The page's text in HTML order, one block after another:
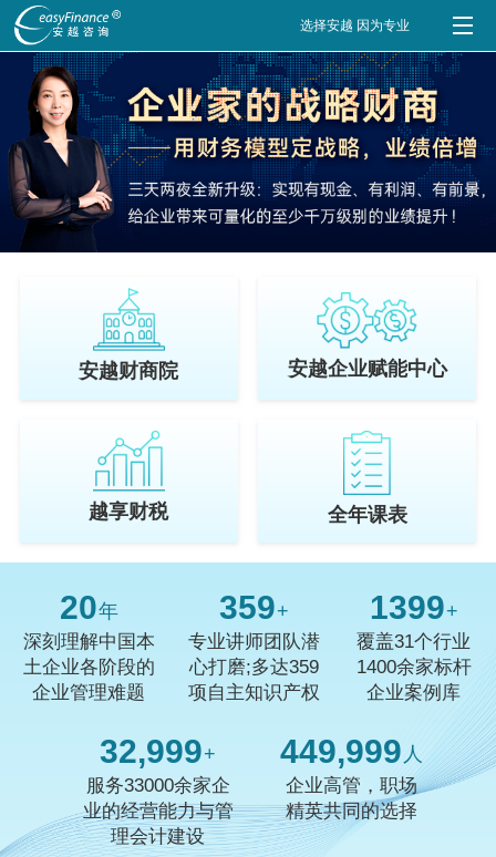
选择安越 因为专业
安越财商院 安越企业赋能中心
越享财税 全年课表
20年
深刻理解中国本
土企业各阶段的
企业管理难题
359+
专业讲师团队潜
心打磨;多达359
项自主知识产权
1400+
覆盖31个行业
1400余家标杆
企业案例库
33,000+
服务33000余家企
业的经营能力与管
理会计建设
450,000 人
企业高管，职场
精英共同的选择